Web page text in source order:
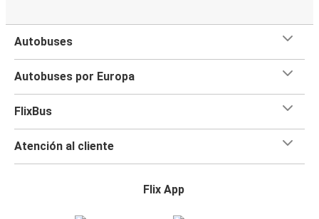
Autobuses
Autobuses por Europa
FlixBus
Atención al cliente
Flix App